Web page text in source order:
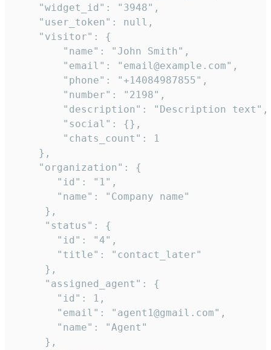
    "widget_id": "3948",
    "user_token": null,
    "visitor": {
        "name": "John Smith",
        "email": "email@example.com",
        "phone": "+14084987855",
        "number": "2198",
        "description": "Description text",
        "social": {},
        "chats_count": 1
    },
    "organization": {
       "id": "1",
       "name": "Company name"
     },
     "status": {
       "id": "4",
       "title": "contact_later"
     },
     "assigned_agent": {
       "id": 1,
       "email": "agent1@gmail.com",
       "name": "Agent"
     },